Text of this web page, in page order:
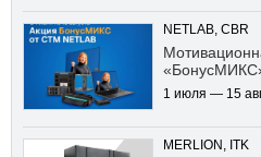
NETLAB, CBR
1 июля — 15
MERLION, ITK